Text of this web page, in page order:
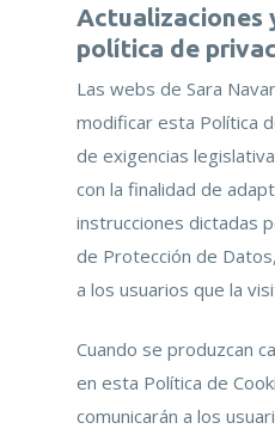
Actualizaciones
política de
Las webs de Sara
modificar esta Política
de exigencias
con la finalidad de
instrucciones dictadas
de Protección de
a los usuarios que la
Cuando se produzcan
en esta Política de
comunicarán a los